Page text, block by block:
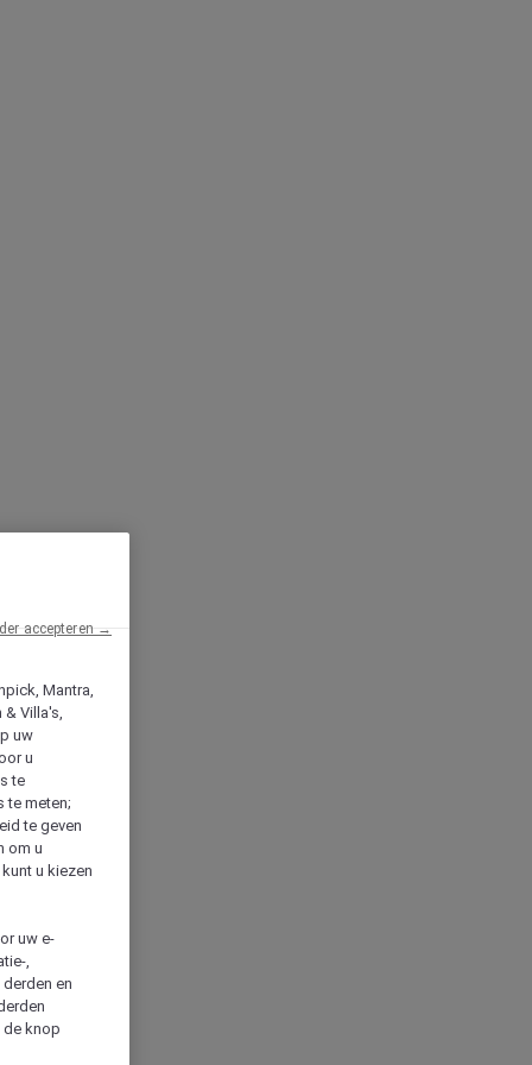
Mantra,
& Villa's,
uw
u
te
te meten;
te geven
om u
u kiezen
uw e-
,
en
de knop
accepteren →